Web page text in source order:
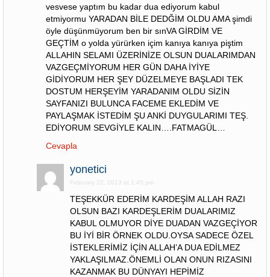
vesvese yaptım bu kadar dua ediyorum kabul
etmiyormu YARADAN BİLE DEDĞİM OLDU AMA şimdi
öyle düşünmüyorum ben bir sınVA GİRDİM VE
GEÇTİM o yolda yürürken içim kanıya kanıya piştim
ALLAHIN SELAMI ÜZERİNİZE OLSUN DUALARIMDAN
VAZGEÇMİYORUM HER GÜN DAHA İYİYE
GİDİYORUM HER ŞEY DÜZELMEYE BAŞLADI TEK
DOSTUM HERŞEYİM YARADANIM OLDU SİZİN
SAYFANIZI BULUNCA FACEME EKLEDİM VE
PAYLAŞMAK İSTEDİM ŞU ANKİ DUYGULARIMI TEŞ.
EDİYORUM SEVGİYLE KALIN….FATMAGÜL…
Cevapla
yonetici
February 22, 2013 at 1:45 pm
TEŞEKKÜR EDERİM KARDEŞİM ALLAH RAZI
OLSUN BAZI KARDEŞLERİM DUALARIMIZ
KABUL OLMUYOR DİYE DUADAN VAZGEÇİYOR
BU İYİ BİR ÖRNEK OLDU.OYSA SADECE ÖZEL
İSTEKLERİMİZ İÇİN ALLAH’A DUA EDİLMEZ
YAKLAŞILMAZ.ÖNEMLİ OLAN ONUN RIZASINI
KAZANMAK BU DÜNYAYI HEPİMİZ